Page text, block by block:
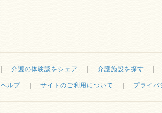
介護の体験談をシェア 介護施設を探す
ヘルプ｜ サイトのご利用について プライバ